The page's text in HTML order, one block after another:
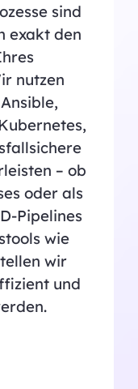
sind
exakt den
nutzen
– ob
oder als
Pipelines
wie
wir
und